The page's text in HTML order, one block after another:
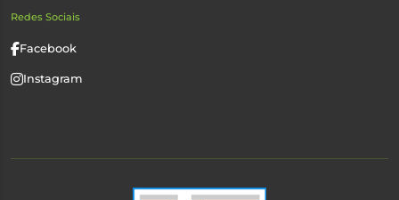
Redes Sociais
Facebook
Instagram